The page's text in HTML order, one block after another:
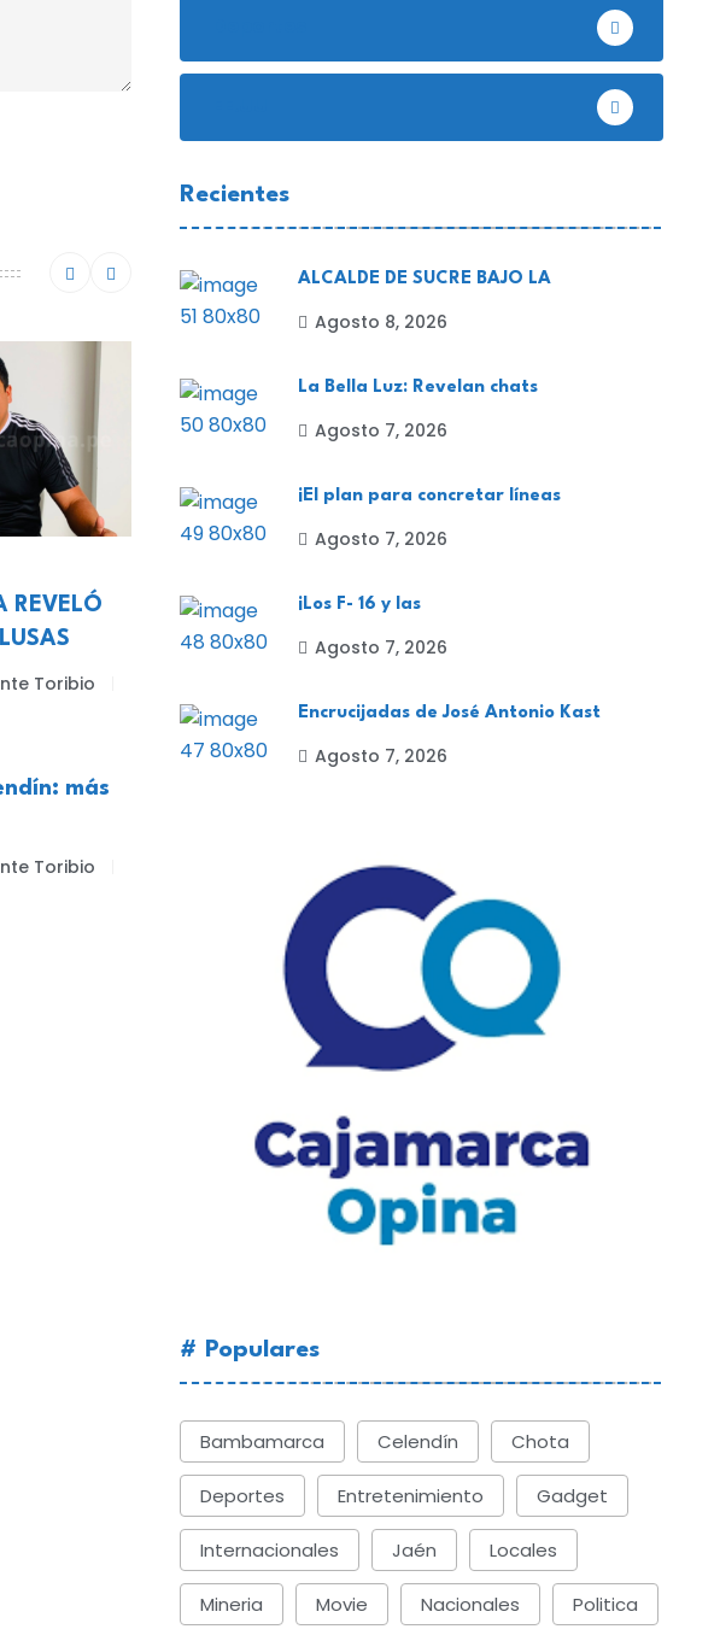
REVELÓ
Toribio
más
Toribio
Recientes
ALCALDE DE SUCRE BAJO LA
Agosto 8, 2026
La Bella Luz: Revelan chats
Agosto 7, 2026
¡El plan para concretar líneas
Agosto 7, 2026
¡Los F- 16 y las
Agosto 7, 2026
Encrucijadas de José Antonio Kast
Agosto 7, 2026
# Populares
Bambamarca Celendín Chota
Deportes Entretenimiento Gadget
Internacionales Jaén Locales
Mineria Movie Nacionales Politica